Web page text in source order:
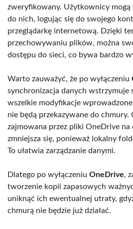
zweryfikowany. Użytkownicy mogą
do nich, logując się do swojego
przeglądarkę internetową. Dzięki
przechowywaniu plików, można
dostępu do sieci, co bywa bardzo
Warto zauważyć, że po wyłączeniu
synchronizacja danych wstrzymuje
wszelkie modyfikacje
nie będą przekazywane do chmury.
zajmowana przez pliki OneDrive
zmniejsza się, ponieważ lokalny
To ułatwia zarządzanie danymi.
Dlatego po wyłączeniu OneDrive,
tworzenie kopii zapasowych
uniknąć ich ewentualnej utraty,
chmurą nie będzie już działać.